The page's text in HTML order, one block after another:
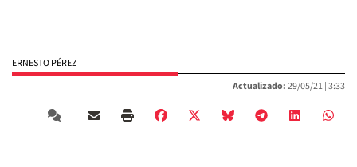
ERNESTO PÉREZ
Actualizado:29/05/21 |3:33